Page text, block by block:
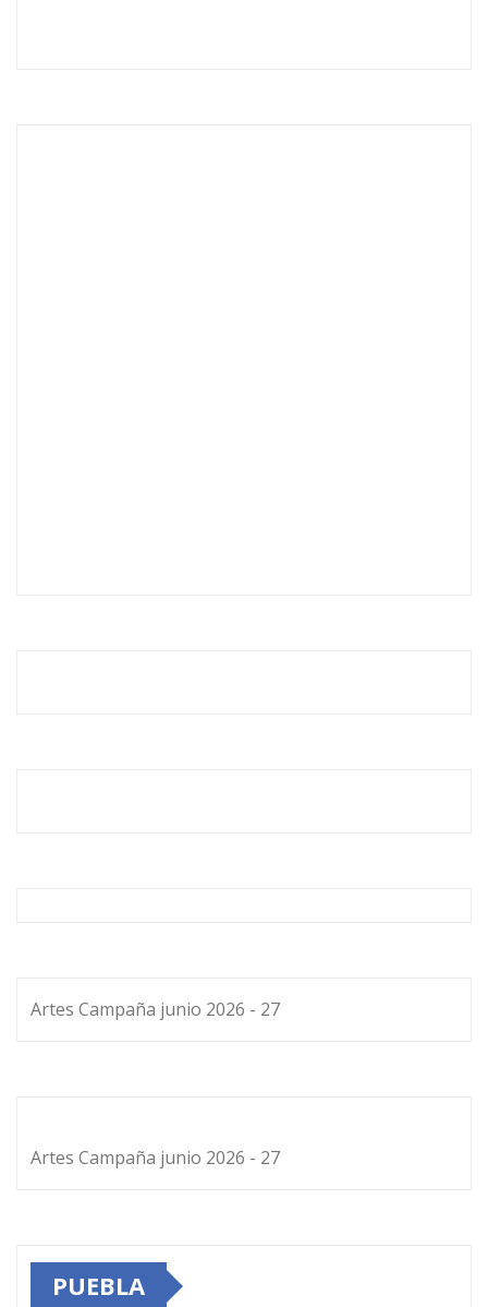
Artes Campaña junio 2026 - 27
Artes Campaña junio 2026 - 27
PUEBLA